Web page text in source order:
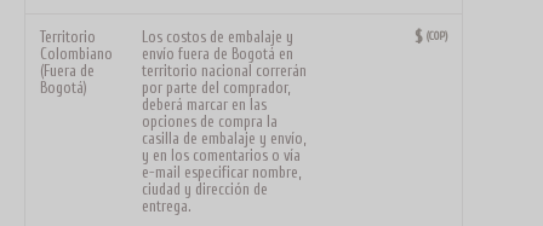
Territorio
Colombiano
(Fuera de
Bogotá)
Los costos de embalaje y
envío fuera de Bogotá en
territorio nacional correrán
por parte del comprador,
deberá marcar en las
opciones de compra la
casilla de embalaje y envío,
y en los comentarios o vía
e-mail especificar nombre,
ciudad y dirección de
entrega.
$ (COP)